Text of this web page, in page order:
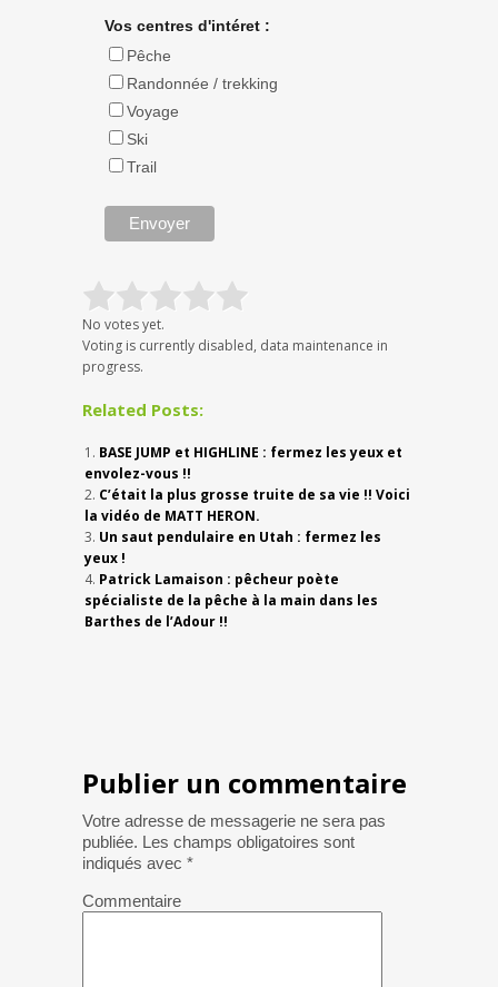
Vos centres d'intéret :
Pêche
Randonnée / trekking
Voyage
Ski
Trail
No votes yet.
Voting is currently disabled, data maintenance in
progress.
Related Posts:
BASE JUMP et HIGHLINE : fermez les yeux et
envolez-vous !!
C’était la plus grosse truite de sa vie !! Voici
la vidéo de MATT HERON.
Un saut pendulaire en Utah : fermez les
yeux !
Patrick Lamaison : pêcheur poète
spécialiste de la pêche à la main dans les
Barthes de l’Adour !!
Publier un commentaire
Votre adresse de messagerie ne sera pas
publiée. Les champs obligatoires sont
indiqués avec *
Commentaire